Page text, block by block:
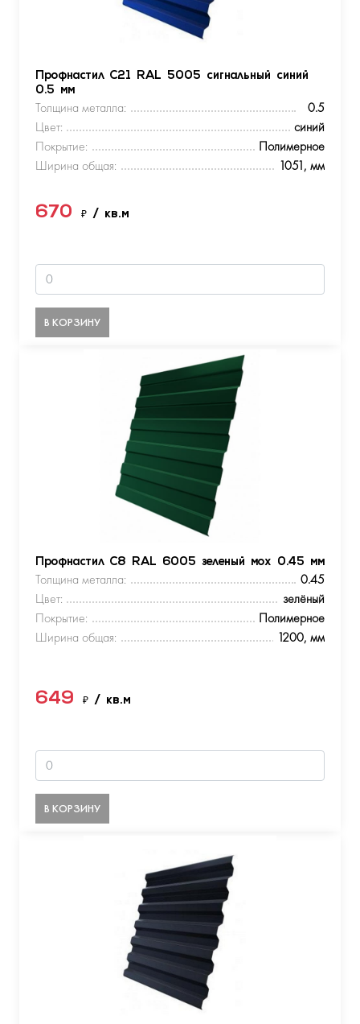
Профнастил С21 RAL 5005 сигнальный синий
0.5 мм
Толщина металла:
0.5
Цвет:
синий
Покрытие:
Полимерное
Ширина общая:
1051, мм
670 ₽ / кв.м
В КОРЗИНУ
Профнастил С8 RAL 6005 зеленый мох 0.45 мм
Толщина металла:
0.45
Цвет:
зелёный
Покрытие:
Полимерное
Ширина общая:
1200, мм
649 ₽ / кв.м
В КОРЗИНУ